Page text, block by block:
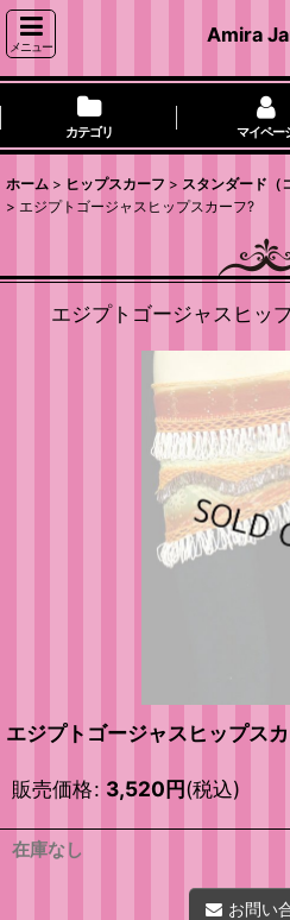
メニュー
Amira
カテゴリ マイペー
ホーム > ヒップスカーフ > スタンダード（
> エジプトゴージャスヒップスカーフ?
エジプトゴージャスヒッ
エジプトゴージャスヒップス
販売価格: 3,520円(税込)
在庫なし
お問い